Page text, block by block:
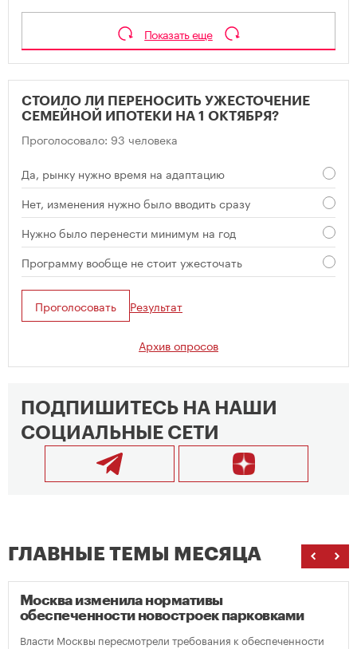
Показать еще
СТОИЛО ЛИ ПЕРЕНОСИТЬ УЖЕСТОЧЕНИЕ
СЕМЕЙНОЙ ИПОТЕКИ НА 1 ОКТЯБРЯ?
Проголосовало: 93 человека
Да, рынку нужно время на адаптацию
Нет, изменения нужно было вводить сразу
Нужно было перенести минимум на год
Программу вообще не стоит ужесточать
Проголосовать Результат
Архив опросов
ПОДПИШИТЕСЬ НА НАШИ
СОЦИАЛЬНЫЕ СЕТИ
ГЛАВНЫЕ ТЕМЫ МЕСЯЦА
Москва изменила нормативы
обеспеченности новостроек парковками
Власти Москвы пересмотрели требования к обеспеченности